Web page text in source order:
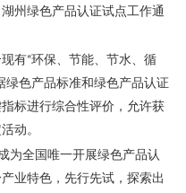
州绿色产品认证试点工作通
“环保、节能、节水、循
绿色产品标准和绿色产品认证
标进行综合性评价，允许获
动。
全国唯一开展绿色产品认
业特色，先行先试，探索出